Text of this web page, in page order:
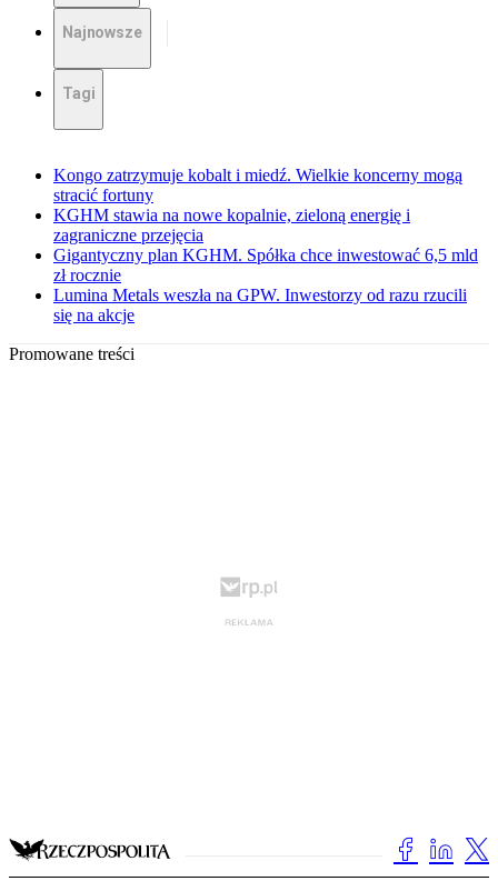
Najnowsze
Tagi
Kongo zatrzymuje kobalt i miedź. Wielkie koncerny mogą
stracić fortuny
KGHM stawia na nowe kopalnie, zieloną energię i
zagraniczne przejęcia
Gigantyczny plan KGHM. Spółka chce inwestować 6,5 mld
zł rocznie
Lumina Metals weszła na GPW. Inwestorzy od razu rzucili
się na akcje
Promowane treści